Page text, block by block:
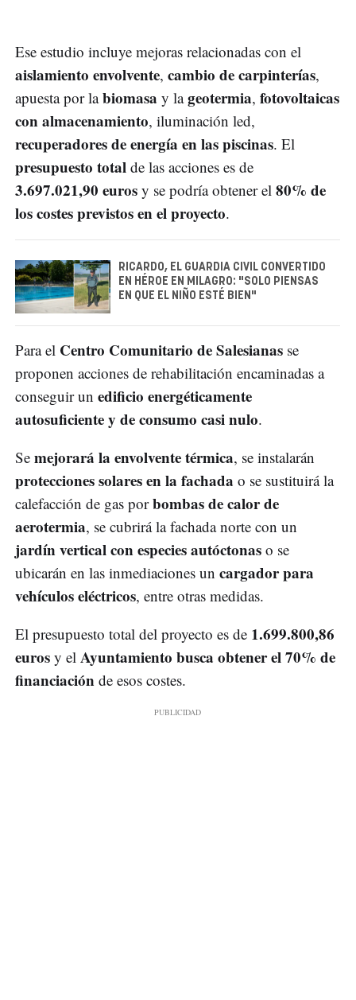
Ese estudio incluye mejoras relacionadas con el
aislamiento envolvente, cambio de carpinterías,
apuesta por labiomasa y lageotermia, fotovoltaicas
con almacenamiento, iluminación led,
recuperadores de energía en las piscinas. El
presupuesto total de las acciones es de
3.697.021,90 euros y se podría obtener el 80% de
los costes previstos en el proyecto.
RICARDO, EL GUARDIA CIVIL CONVERTIDO
EN HÉROE EN MILAGRO: "SOLO PIENSAS
EN QUE EL NIÑO ESTÉ BIEN"
Para el Centro Comunitario de Salesianas se
proponen acciones de rehabilitación encaminadas a
conseguir un edificio energéticamente
autosuficiente y de consumo casi nulo.
Se mejorará la envolvente térmica, se instalarán
protecciones solares en la fachada o se sustituirá la
calefacción de gas porbombas de calor de
aerotermia, se cubrirá la fachada norte con un
jardín vertical con especies autóctonas o se
ubicarán en las inmediaciones un cargador para
vehículos eléctricos, entre otras medidas.
El presupuesto total del proyecto es de 1.699.800,86
euros y el Ayuntamiento busca obtener el 70% de
financiación de esos costes.